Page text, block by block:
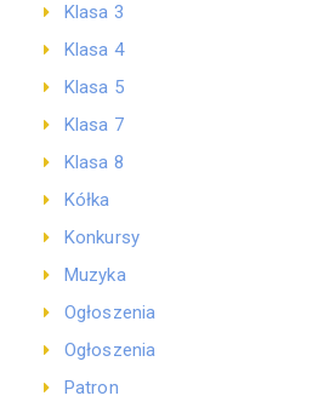
Klasa 3
Klasa 4
Klasa 5
Klasa 7
Klasa 8
Kółka
Konkursy
Muzyka
Ogłoszenia
Ogłoszenia
Patron